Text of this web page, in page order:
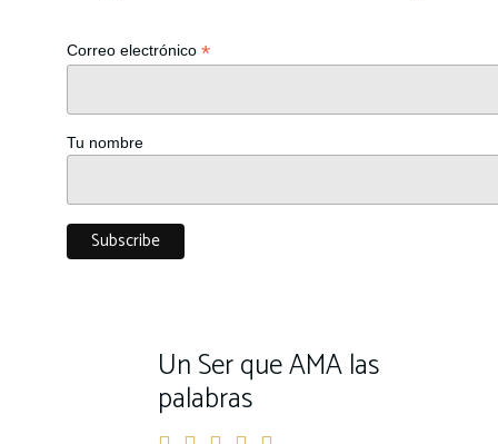
Correo electrónico *
Tu nombre
Un Ser que AMA las
palabras